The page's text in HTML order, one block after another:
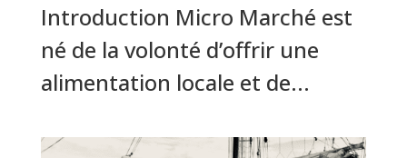
Introduction Micro Marché est
né de la volonté d’offrir une
alimentation locale et de...